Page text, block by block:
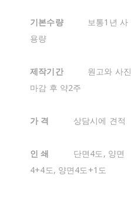
기본수량
보통1년 사
용량
제작기간
원고와 사진
마감 후 약2주
가 격 상담시에 견적
인 쇄
단면4도, 양면
4+4도, 양면4도+1도